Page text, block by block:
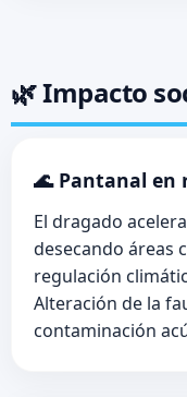
🌿 Impacto
🌊 Pantanal en
El dragado
desecando áreas
regulación
Alteración de la
contaminación